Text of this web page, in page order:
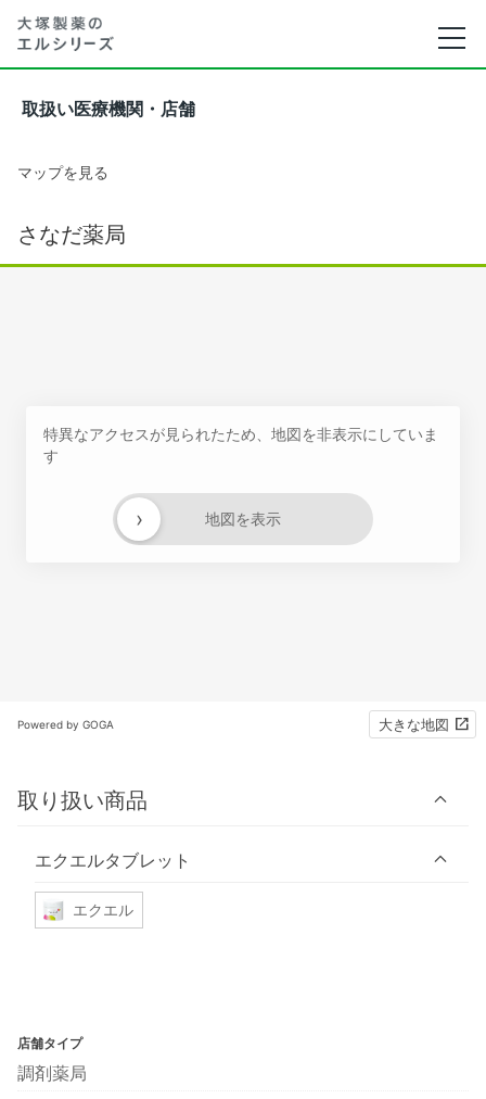
取扱い医療機関・店舗
マップを見る
さなだ薬局
特異なアクセスが見られたため、地図を非表示にしていま
す
地図を表示
›
Powered by GOGA 大きな地図
取り扱い商品
エクエルタブレット
エクエル
店舗タイプ
調剤薬局